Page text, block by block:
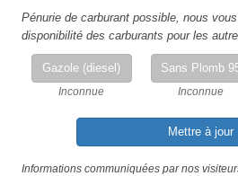
Pénurie de carburant possible, nous
disponibilité des carburants pour les
Gazole (diesel)
Inconnue
Sans Plomb
Inconnue
Mettre à jour
Informations communiquées par nos